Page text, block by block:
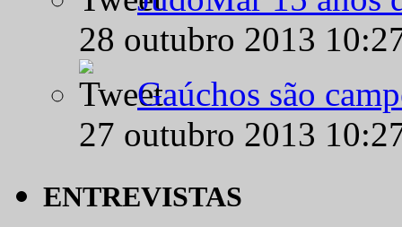
28 outubro 2013
Gaúchos são
27 outubro 2013
ENTREVISTAS